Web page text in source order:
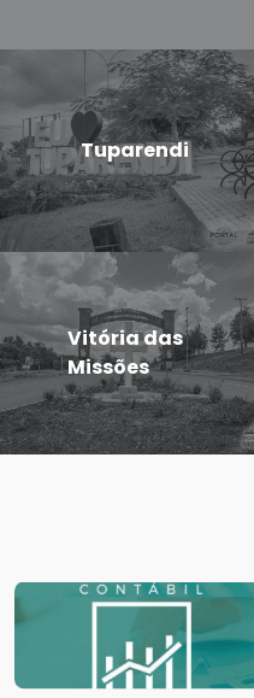
Tuparendi
Vitória das
Missões